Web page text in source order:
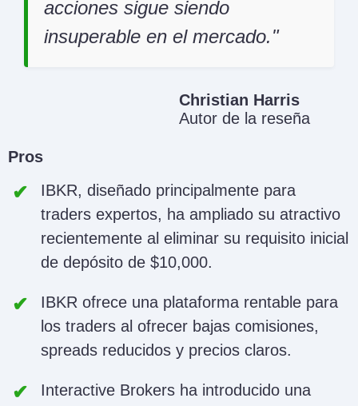
acciones sigue siendo
insuperable en el mercado.
Christian Harris
Autor de la reseña
Pros
IBKR, diseñado principalmente para
traders expertos, ha ampliado su atractivo
recientemente al eliminar su requisito inicial
de depósito de $10,000.
IBKR ofrece una plataforma rentable para
los traders al ofrecer bajas comisiones,
spreads reducidos y precios claros.
Interactive Brokers ha introducido una